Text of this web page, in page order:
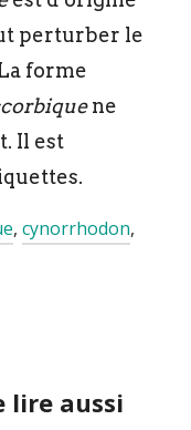
perturber le
forme
ne
Il est
, cynorrhodon,
lire aussi